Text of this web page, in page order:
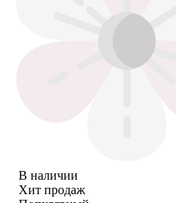
В наличии
Хит продаж